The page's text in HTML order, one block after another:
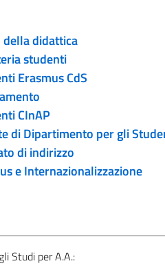
didattica
studenti
Erasmus CdS
CInAP
di Dipartimento per gli
di indirizzo
e Internazionalizzazione
Studi per A.A.: